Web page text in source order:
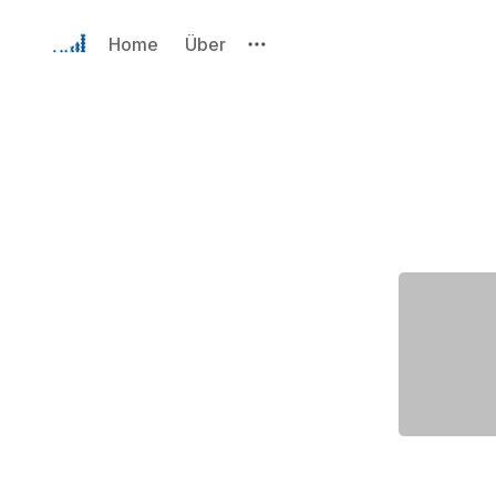
Home Über